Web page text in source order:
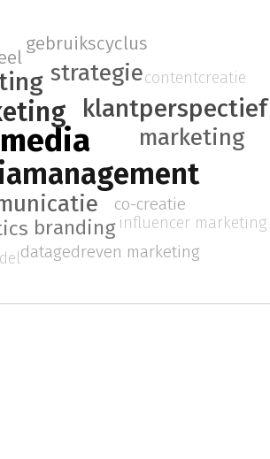
klantperspectief
strategie
marketing
branding
gebruikscyclus
co-creatie
datagedreven marketing
influencer marketing
contentcreatie